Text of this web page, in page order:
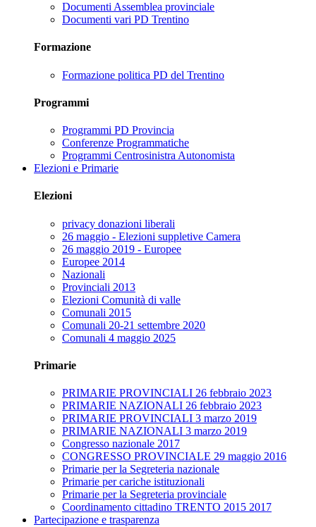
Documenti Assemblea provinciale
Documenti vari PD Trentino
Formazione
Formazione politica PD del Trentino
Programmi
Programmi PD Provincia
Conferenze Programmatiche
Programmi Centrosinistra Autonomista
Elezioni e Primarie
Elezioni
privacy donazioni liberali
26 maggio - Elezioni suppletive Camera
26 maggio 2019 - Europee
Europee 2014
Nazionali
Provinciali 2013
Elezioni Comunità di valle
Comunali 2015
Comunali 20-21 settembre 2020
Comunali 4 maggio 2025
Primarie
PRIMARIE PROVINCIALI 26 febbraio 2023
PRIMARIE NAZIONALI 26 febbraio 2023
PRIMARIE PROVINCIALI 3 marzo 2019
PRIMARIE NAZIONALI 3 marzo 2019
Congresso nazionale 2017
CONGRESSO PROVINCIALE 29 maggio 2016
Primarie per la Segreteria nazionale
Primarie per cariche istituzionali
Primarie per la Segreteria provinciale
Coordinamento cittadino TRENTO 2015 2017
Partecipazione e trasparenza